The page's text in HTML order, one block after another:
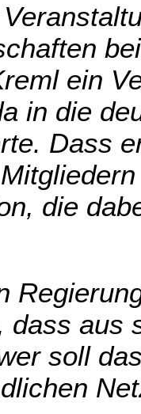
ein
in die
Dass
die
dass aus
soll